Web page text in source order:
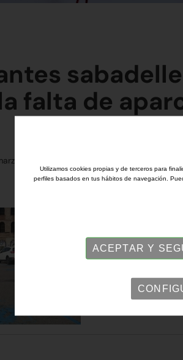
falta de
2018
Utilizamos cookies propias y de terceros para
perfiles basados en tus hábitos de navegación.
ACEPTAR Y